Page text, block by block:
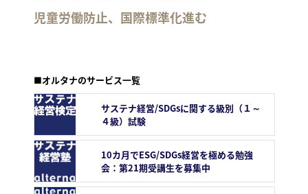
児童労働防止、国際標準化進む
■オルタナのサービス一覧
サステナ経営/SDGsに関する級別（１～
４級）試験
10カ月でESG/SDGs経営を極める勉強
会：第21期受講生を募集中